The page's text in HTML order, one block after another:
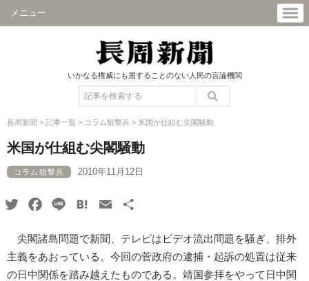
メニュー
いかなる権威にも屈することのない人民の言論機関
長周新聞 > 記事一覧 > コラム狙撃兵 > 米国が仕組む尖閣騒動
米国が仕組む尖閣騒動
コラム狙撃兵 2010年11月12日
TwitterFacebook
Line HatenaEmail
尖閣諸島問題で新聞、テレビはビデオ流出問題を騒ぎ、排外
主義をあおっている。今回の菅政府の逮捕・起訴の処置は従来
の日中関係を踏み越えたものである。靖国参拝をやって日中関